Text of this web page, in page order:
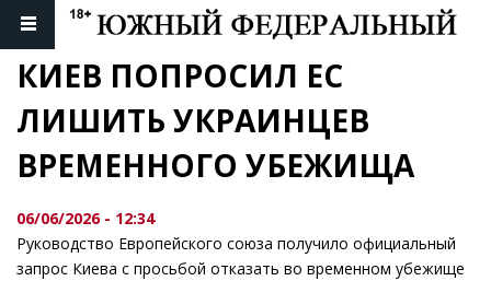
КИЕВ ПОПРОСИЛ ЕС
ЛИШИТЬ УКРАИНЦЕВ
ВРЕМЕННОГО УБЕЖИЩА
06/06/2026 - 12:34
Руководство Европейского союза получило официальный
запрос Киева с просьбой отказать во временном убежище